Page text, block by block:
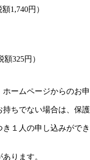
1,740円）
325円）
ームページからのお
ちでない場合は、保
１人の申し込みがで
ります。